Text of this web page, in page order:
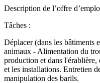
Description de l’offre
Tâches :
Déplacer (dans les bâtiments
animaux - Alimentation du
production et dans
et les installations. Entretien
manipulation des barils.